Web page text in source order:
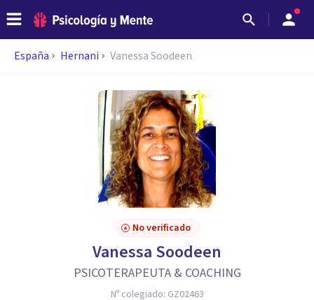
España Hernani Vanessa Soodeen
No verificado
Vanessa Soodeen
PSICOTERAPEUTA & COACHING
Nº colegiado: GZ02463